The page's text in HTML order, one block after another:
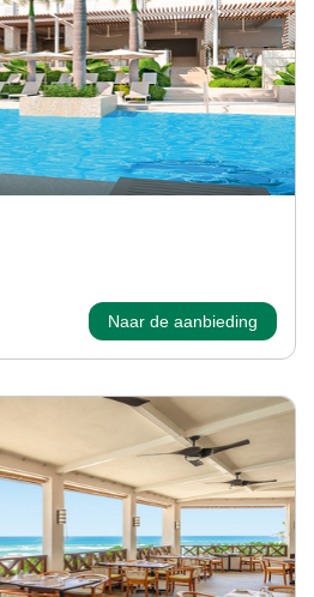
Naar de aanbieding